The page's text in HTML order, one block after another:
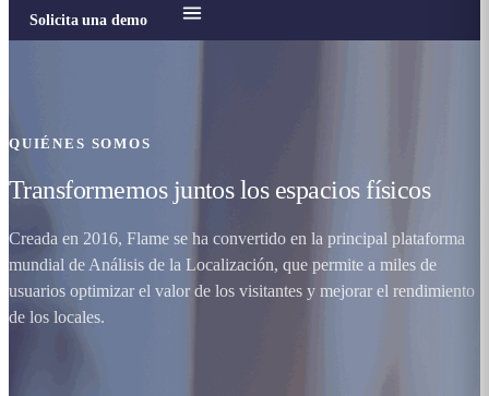
Solicita una demo
QUIÉNES SOMOS
Transformemos juntos los espacios físicos
Creada en 2016, Flame se ha convertido en la principal plataforma
mundial de Análisis de la Localización, que permite a miles de
usuarios optimizar el valor de los visitantes y mejorar el rendimiento
de los locales.